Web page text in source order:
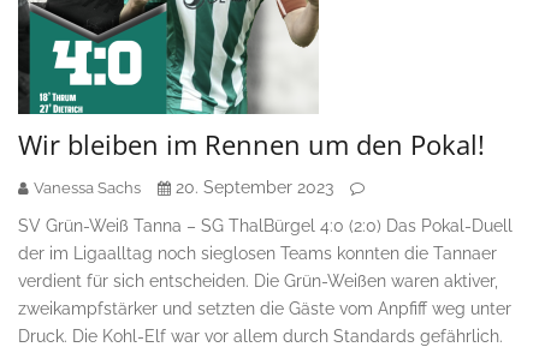
Wir bleiben im Rennen um den Pokal!
Vanessa Sachs
20. September 2023
SV Grün-Weiß Tanna – SG ThalBürgel 4:0 (2:0) Das Pokal-Duell
der im Ligaalltag noch sieglosen Teams konnten die Tannaer
verdient für sich entscheiden. Die Grün-Weißen waren aktiver,
zweikampfstärker und setzten die Gäste vom Anpfiff weg unter
Druck. Die Kohl-Elf war vor allem durch Standards gefährlich.